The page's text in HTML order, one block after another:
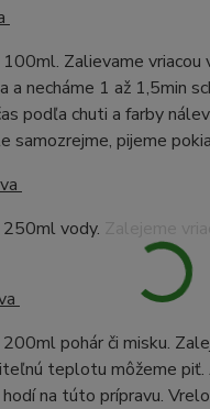
Zalievame
a necháme 1 až 1,5min
podľa chuti a farby
samozrejme, pijeme
250ml vody. Zalejeme
pohár či misku.
teplotu môžeme piť.
hodí na túto prípravu.